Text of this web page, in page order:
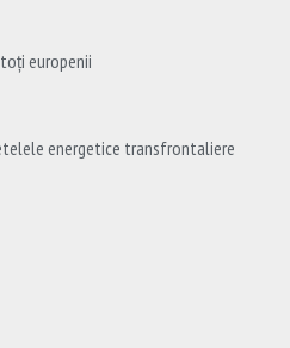
europenii
energetice transfrontaliere